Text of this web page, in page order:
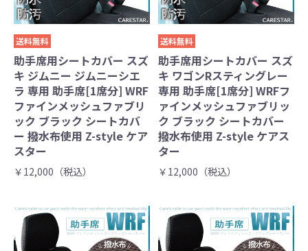
送料無料
助手席用シートカバー スズ
キ ジムニー ジムニーシエ
ラ 専用 助手席[1席分] WRF
ファインメッシュファブリ
ック ブラック シートカバ
ー 撥水布使用 Z-style ケア
スター
￥12,000（税込）
送料無料
助手席用シートカバー スズ
キ ワゴンRスティングレー
専用 助手席[1席分] WRFフ
ァインメッシュファブリッ
ク ブラック シートカバー
撥水布使用 Z-style ケアス
ター
￥12,000（税込）